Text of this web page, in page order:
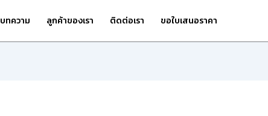
บทความ ลูกค้าของเรา ติดต่อเรา ขอใบเสนอราคา